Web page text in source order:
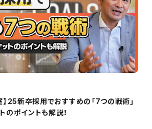
】25新卒採用でおすすめの「7つの戦術」
のポイントも解説！